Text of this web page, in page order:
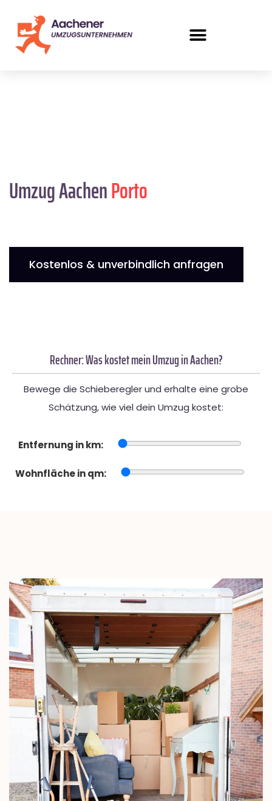
Umzug AachenPorto
Kostenlos & unverbindlich anfragen
Rechner: Was kostet mein Umzug in Aachen?
Bewege die Schieberegler und erhalte eine grobe
Schätzung, wie viel dein Umzug kostet:
Entfernung in km:
Wohnfläche in qm: